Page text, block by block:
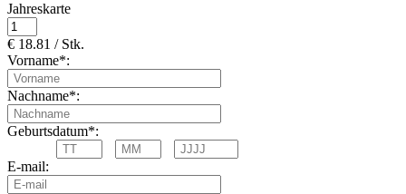
Jahreskarte
€ 18.81 / Stk.
Vorname*:
Nachname*:
Geburtsdatum*:
E-mail: